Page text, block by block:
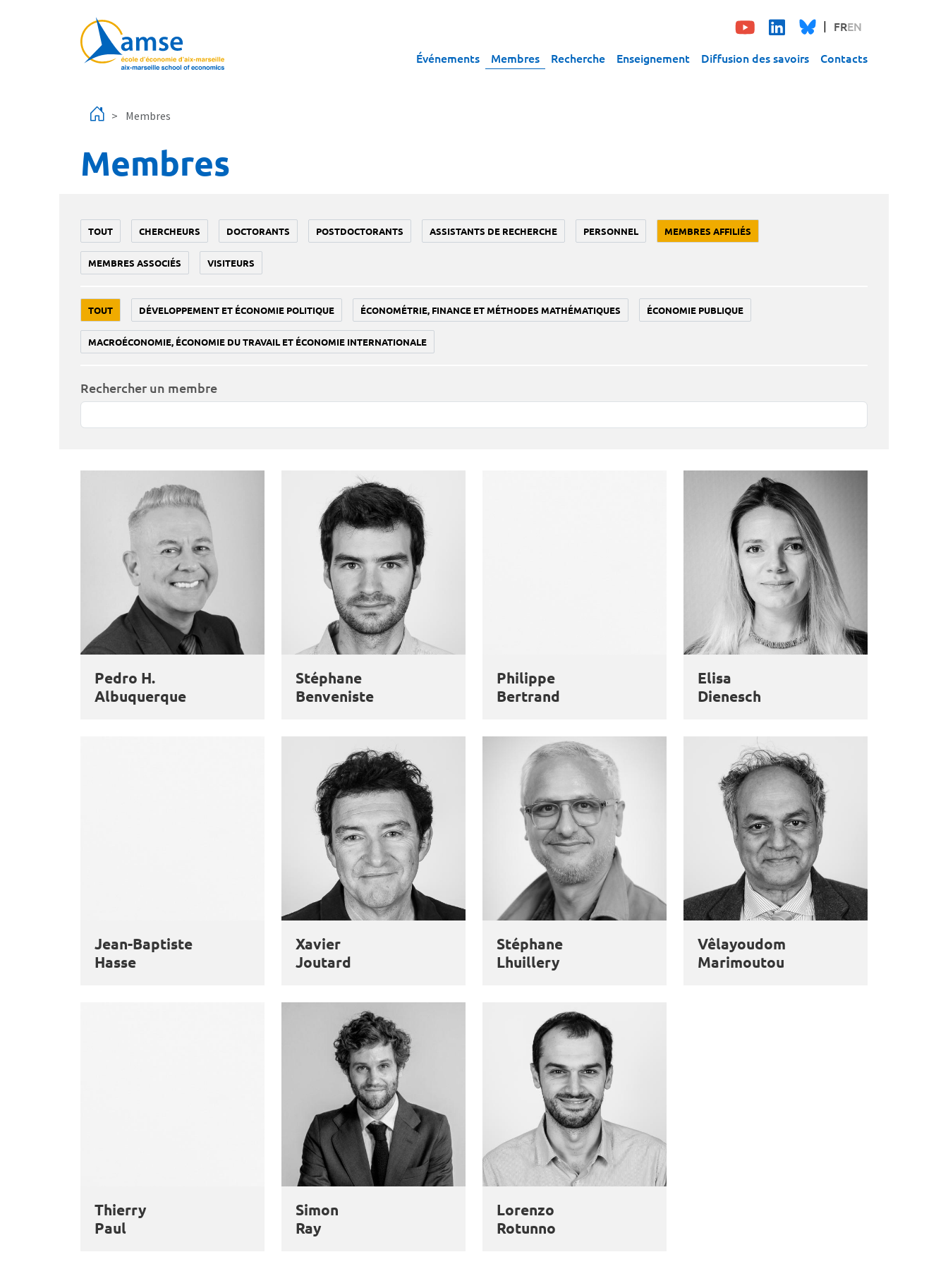
FREN
Événements Membres Recherche Enseignement Diffusion des savoirs Contacts
Membres
Membres
TOUT CHERCHEURS DOCTORANTS POSTDOCTORANTS ASSISTANTS DE RECHERCHE PERSONNEL MEMBRES AFFILIÉS
MEMBRES ASSOCIÉS VISITEURS
TOUT DÉVELOPPEMENT ET ÉCONOMIE POLITIQUE ÉCONOMÉTRIE, FINANCE ET MÉTHODES MATHÉMATIQUES ÉCONOMIE PUBLIQUE
MACROÉCONOMIE, ÉCONOMIE DU TRAVAIL ET ÉCONOMIE INTERNATIONALE
Rechercher un membre
Pedro H.
Albuquerque
Stéphane
Benveniste
Philippe
Bertrand
Elisa
Dienesch
Jean-Baptiste
Hasse
Xavier
Joutard
Stéphane
Lhuillery
Vêlayoudom
Marimoutou
Thierry
Paul
Simon
Ray
Lorenzo
Rotunno